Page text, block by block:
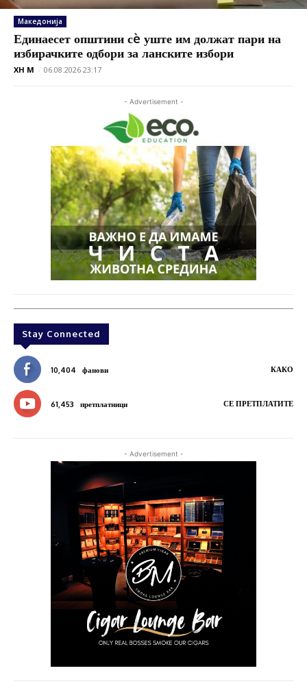
Македонија
Единаесет општини сè уште им должат пари на
избирачките одбори за ланските избори
XH M - 06.08.2026 23:17
- Advertisement -
Stay Connected
10,404 фанови КАКО
61,453 претплатници СЕ ПРЕТПЛАТИТЕ
- Advertisement -